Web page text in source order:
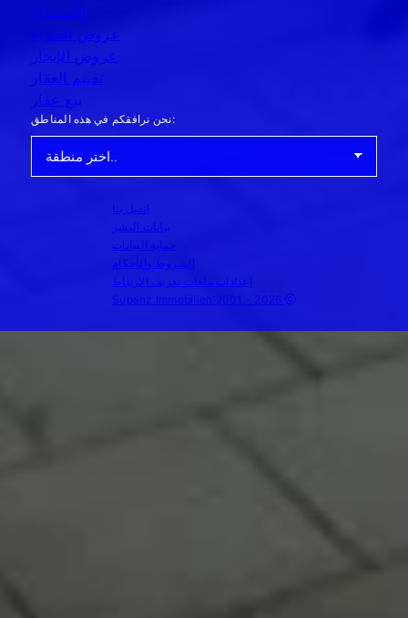
نحن نرافقكم في هذه المناطق:
الاستثمار
عروض الشراء
عروض الإيجار
تقييم العقار
بيع عقار
اتصل بنا
بيانات النشر
حماية البيانات
الشروط والأحكام
إعدادات ملفات تعريف الارتباط
Supanz Immobilien 2001 - 2026